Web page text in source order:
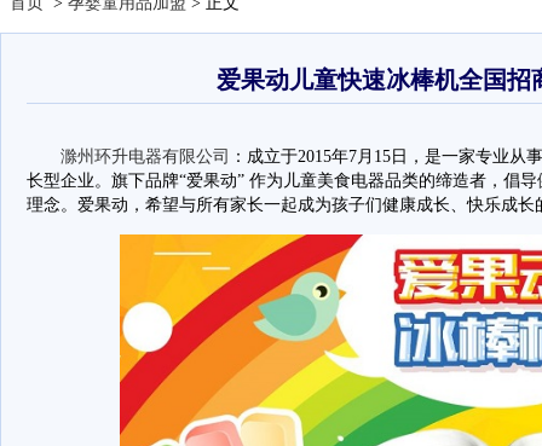
爱果动儿童快速冰棒机全国招
滁州环升电器有限公司
：成立于2015年7月15日，是一家专业
长型企业。旗下品牌“爱果动” 作为儿童美食电器品类的缔造者，倡
理念。爱果动，希望与所有家长一起成为孩子们健康成长、快乐成长